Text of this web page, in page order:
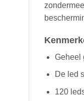
Geheel
De led
120